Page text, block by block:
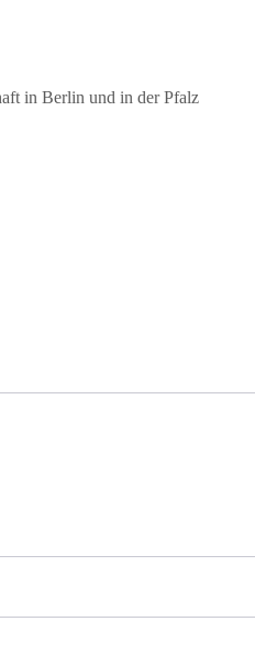
in Berlin und in der Pfalz